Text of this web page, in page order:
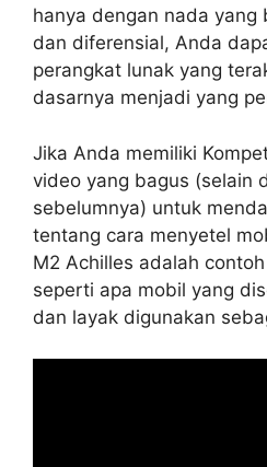
hanya dengan nada yang
dan diferensial, Anda
perangkat lunak yang
dasarnya menjadi yang
Jika Anda memiliki
video yang bagus (selain
sebelumnya) untuk
tentang cara menyetel
M2 Achilles adalah
seperti apa mobil yang
dan layak digunakan